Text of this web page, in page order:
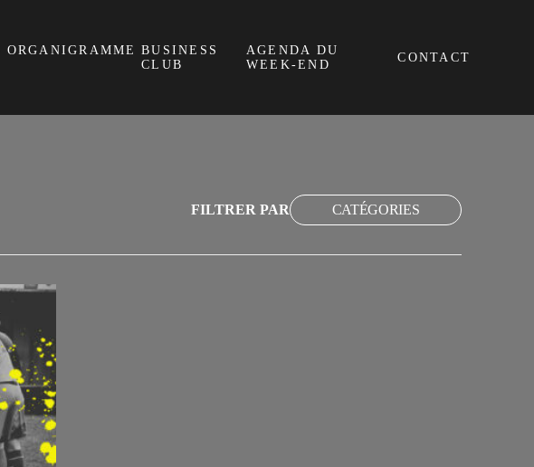
ORGANIGRAMME
BUSINESS
CLUB
AGENDA DU
WEEK-END
CONTACT
FILTRER PAR
CATÉGORIES